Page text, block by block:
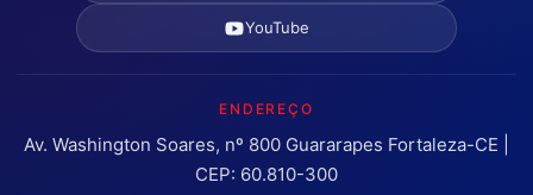
YouTube
ENDEREÇO
Av. Washington Soares, nº 800 Guararapes Fortaleza-CE |
CEP: 60.810-300